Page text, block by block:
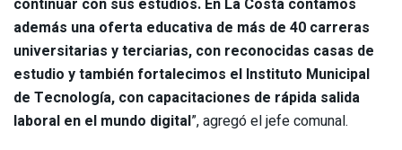
además una oferta educativa de más de 40 carreras
universitarias y terciarias, con reconocidas casas de
estudio y también fortalecimos el Instituto Municipal
de Tecnología, con capacitaciones de rápida salida
laboral en el mundo digital”, agregó el jefe comunal.